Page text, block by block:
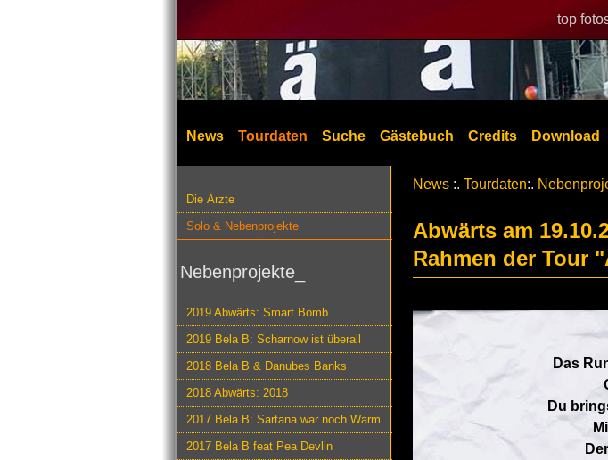
top
News Tourdaten Suche Gästebuch Credits Download
Die Ärzte
Solo & Nebenprojekte
Nebenprojekte_
2019 Abwärts: Smart Bomb
2019 Bela B: Scharnow ist überall
2018 Bela B & Danubes Banks
2018 Abwärts: 2018
2017 Bela B: Sartana war noch Warm
2017 Bela B feat Pea Devlin
News :. Tourdaten:.
Abwärts am
Rahmen der Tour
Das
Du